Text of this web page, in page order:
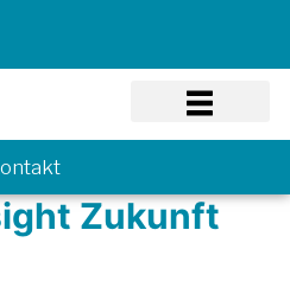
Zukunft